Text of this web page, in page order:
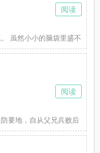
虽然小小的脑袋里盛不下
阅读
要地，自从父兄兵败后，易
阅读